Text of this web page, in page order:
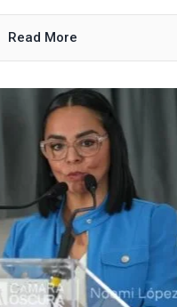
Read More